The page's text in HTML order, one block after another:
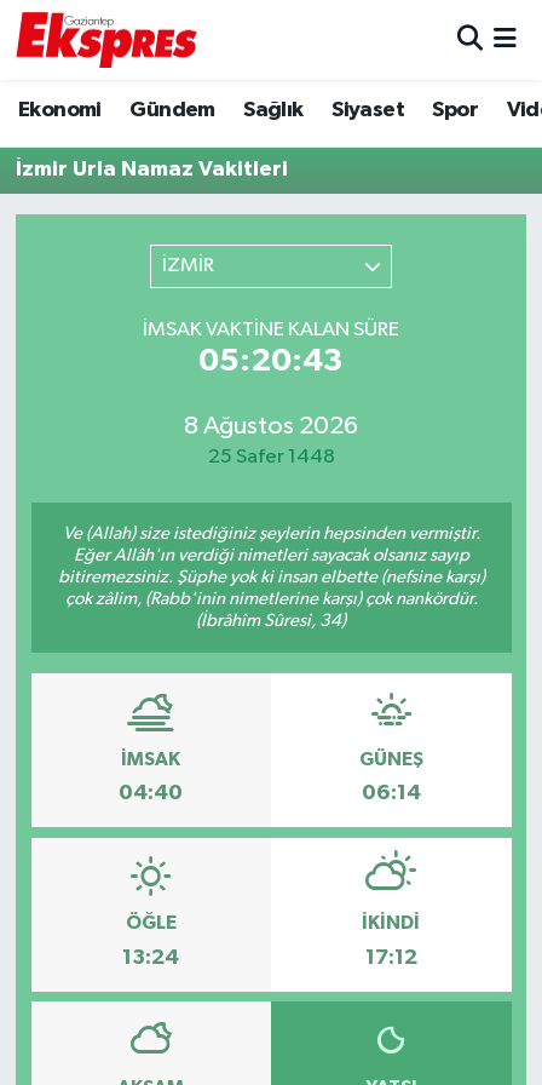
Ekonomi Gündem Sağlık Siyaset Spor
İzmir Urla Namaz Vakitleri
İZMİR
İMSAK VAKTINE KALAN SÜRE
05:20:43
8 Ağustos 2026
25 Safer 1448
Ve (Allah) size istediğiniz şeylerin hepsinden vermiştir.
Eğer Allâh'ın verdiği nimetleri sayacak olsanız sayıp
bitiremezsiniz. Şüphe yok ki insan elbette (nefsine karşı)
çok zâlim, (Rabb'inin nimetlerine karşı) çok nankördür.
(İbrâhîm Sûresi, 34)
İMSAK
04:40
GÜNEŞ
06:14
ÖĞLE
13:24
İKINDI
17:12
Ekonomi
Gaziantep son dakika
Gündem
Magazin
Müzik
Resmi İlanlar
Sağlık
Sinemalar
Siyaset
Türkiye
Trafik Durumu
Puan Durumu ve Fikstür
Tüm Manşetler
Son Dakika Haberleri